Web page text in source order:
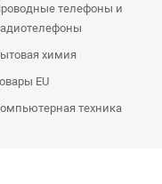
телефоны и
химия
EU
техника